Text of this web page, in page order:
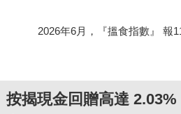
2026年6月，『搵食指數』 報
按揭現金回贈高達